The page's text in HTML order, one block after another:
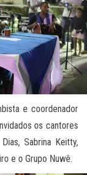
e coordenador
os cantores
Sabrina Keitty,
e o Grupo Nuwê.